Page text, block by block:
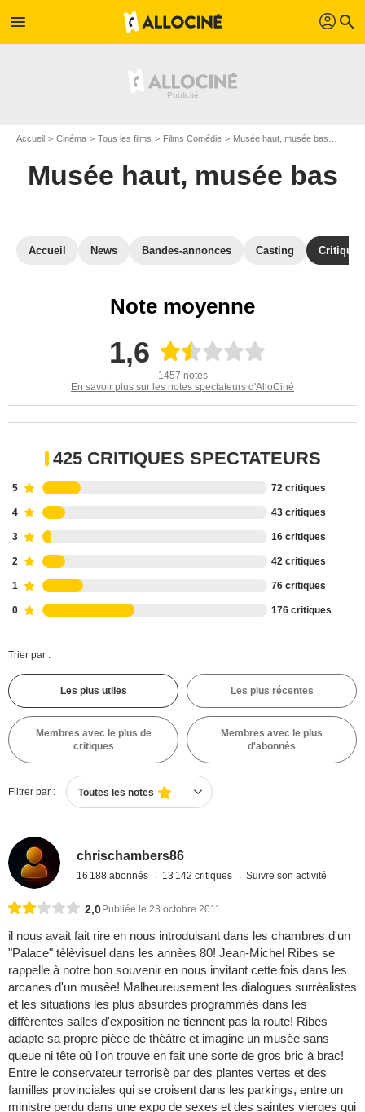
menu profil search
Accueil Cinéma Tous les films Films Comédie Musée haut, musée bas
Musée haut, musée bas
Accueil News Bandes-annonces Casting
Note moyenne
1,6
1457 notes
En savoir plus sur les notes spectateurs d'AlloCiné
425 CRITIQUES SPECTATEURS
5 72 critiques
4 43 critiques
3 16 critiques
2 42 critiques
1 76 critiques
0 176 critiques
Trier par :
Les plus utiles Les plus récentes
Membres avec le plus de
critiques
Membres avec le plus
d'abonnés
Filtrer par : Toutes les notes
chrischambers86
16 188 abonnés 13 142 critiques Suivre son activité
2,0 Publiée le 23 octobre 2011
il nous avait fait rire en nous introduisant dans les chambres d'un
"Palace" tèlèvisuel dans les annèes 80! Jean-Michel Ribes se
rappelle à notre bon souvenir en nous invitant cette fois dans les
arcanes d'un musèe! Malheureusement les dialogues surrèalistes
et les situations les plus absurdes programmès dans les
diffèrentes salles d'exposition ne tiennent pas la route! Ribes
adapte sa propre pièce de thèâtre et imagine un musèe sans
queue ni tête où l'on trouve en fait une sorte de gros bric à brac!
Entre le conservateur terrorisè par des plantes vertes et des
familles provinciales qui se croisent dans les parkings, entre un
ministre perdu dans une expo de sexes et des saintes vierges qui